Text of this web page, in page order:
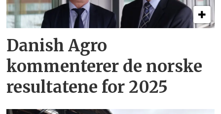
Danish Agro
kommenterer de norske
resultatene for 2025